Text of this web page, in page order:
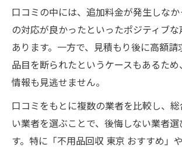
口コミの中には、追加料金が発生しな
の対応が良かったといったポジティブ
あります。一方で、見積もり後に高額
品目を断られたというケースもあるた
情報も見逃せません。
口コミをもとに複数の業者を比較し、
い業者を選ぶことで、後悔しない業者
す。特に「不用品回収 東京 おすすめ」